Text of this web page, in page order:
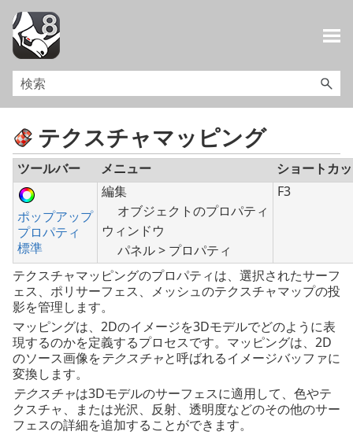
テクスチャマッピング
ツールバー メニュー ショートカ
ポップアップ
プロパティ
標準
編集
オブジェクトのプロパティ
ウィンドウ
パネル > プロパティ
F3
テクスチャマッピングのプロパティは、選択されたサーフ
ェス、ポリサーフェス、メッシュのテクスチャマップの投
影を管理します。
マッピングは、2Dのイメージを3Dモデルでどのように表
現するのかを定義するプロセスです。マッピングは、2D
のソース画像をテクスチャと呼ばれるイメージバッファに
変換します。
テクスチャは3Dモデルのサーフェスに適用して、色やテ
クスチャ、または光沢、反射、透明度などのその他のサー
フェスの詳細を追加することができます。